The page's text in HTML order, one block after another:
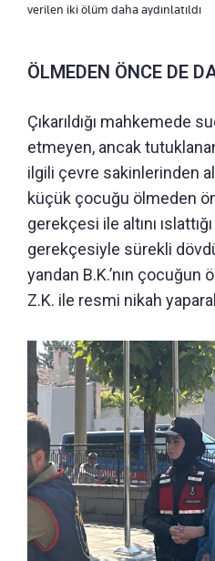
verilen iki ölüm daha aydınlatıldı
ÖLMEDEN ÖNCE DE
Çıkarıldığı mahkemede
etmeyen, ancak
ilgili çevre sakinlerinden
küçük çocuğu ölmeden
gerekçesi ile altını
gerekçesiyle sürekli
yandan B.K.’nın
Z.K. ile resmi nikah